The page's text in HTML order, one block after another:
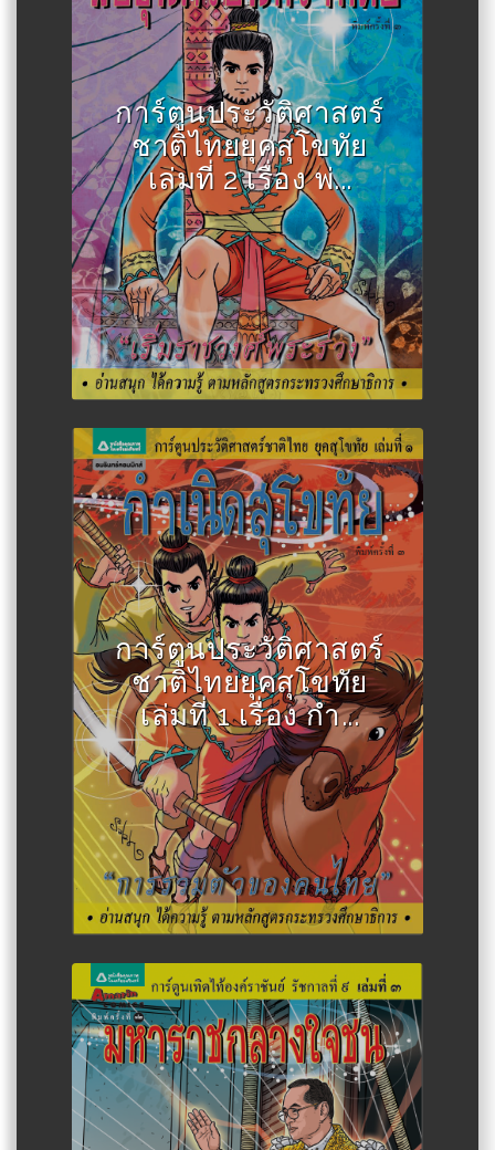
การ์ตูนประวัติศาสตร์
ชาติไทยยุคสุโขทัย
เล่มที่ 2 เรื่อง พ่...
Author :สละ นาคบำรุง
การ์ตูนประวัติศาสตร์
ชาติไทยยุคสุโขทัย
เล่มที่ 1 เรื่อง กำ...
Author :สละ นาคบำรุง
Author :สละ นาคบำรุง